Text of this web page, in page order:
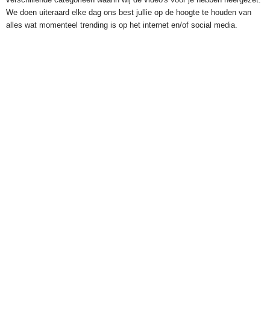
We doen uiteraard elke dag ons best jullie op de hoogte te houden van
alles wat momenteel trending is op het internet en/of social media.